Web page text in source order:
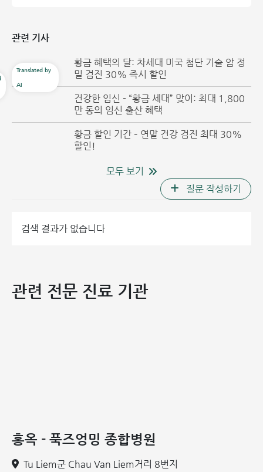
심각한 근골격계 질환입니다. 따라서 앞서 언급한 고위험군에
해당하는 경우, 골다공증 문제를 조기에 발견하고 신속하게 대
응하기 위해 1년에 한 번 정기적인 골밀도 검사를 받는 것이
좋습니다.
지키는 ‘열쇠’
전 세계적으로 30초마다 한 명이 골다공증으로 인한 골절을
관련 기사
황금 혜택의 달: 차세대 미국 첨단 기술 암 정
밀 검진 30% 즉시 할인
건강한 임신 - “황금 세대” 맞이: 최대 1,800
만 동의 임신 출산 혜택
황금 할인 기간 – 연말 건강 검진 최대 30%
할인!
모두 보기
의
질문 작성하기
검색 결과가 없습니다
관련 전문 진료 기관
홍옥 - 푹즈엉밍 종합병원
Tu Liem군 Chau Van Liem거리 8번지